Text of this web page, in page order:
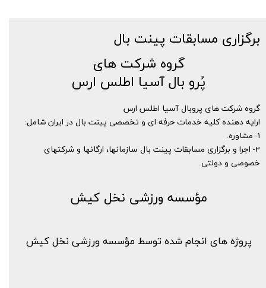
برگزاری مسابقات پینت بال
گروه شرکت های
پُرو بال آسیا اطلس ارس​​​​
گروه شرکت های پروبال آسیا اطلس ارس
ارایه دهنده کلیه خدمات حرفه ای و تخصصی پینت بال در ایران شامل:
1- مشاوره.
2- اجرا و برگزاری مسابقات پینت بال سازمانها، ارگانها و شرکتهای
خصوصی و دولتی.
پروژه های انجام شده توسط مؤسسه ورزشی نخل کیش​​​​​​​
مؤسسه ورزشی نخل کیش